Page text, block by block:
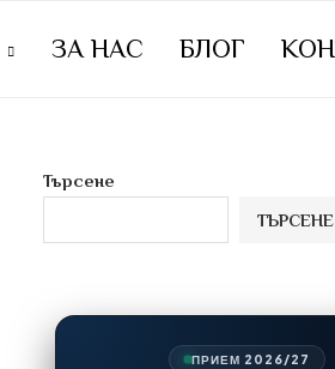
ЗА НАС БЛОГ
Търсене
ТЪРСЕНЕ
ПРИЕМ 2026/27